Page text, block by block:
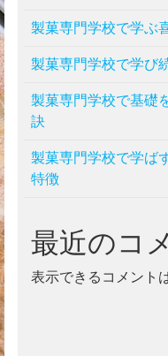
製菓専門学校で学ぶ
製菓専門学校で学び
製菓専門学校で基礎
訣
製菓専門学校で学ば
特徴
最近のコ
表示できるコメント